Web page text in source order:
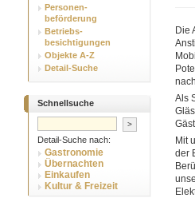
Personen-
beförderung
Betriebs-
besichtigungen
Objekte A-Z
Detail-Suche
Schnellsuche
Detail-Suche nach:
Gastronomie
Übernachten
Einkaufen
Kultur & Freizeit
Die
Als
Mit
der